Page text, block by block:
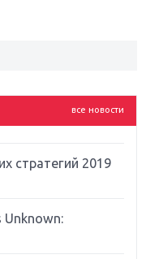
все новости
стратегий 2019
Unknown: